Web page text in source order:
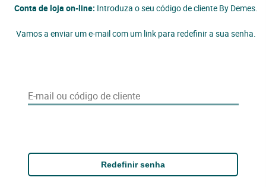
Conta de loja on-line: Introduza o seu código de cliente By Demes.
Vamos a enviar um e-mail com um link para redefinir a sua senha.
E-mail ou código de cliente
Redefinir senha